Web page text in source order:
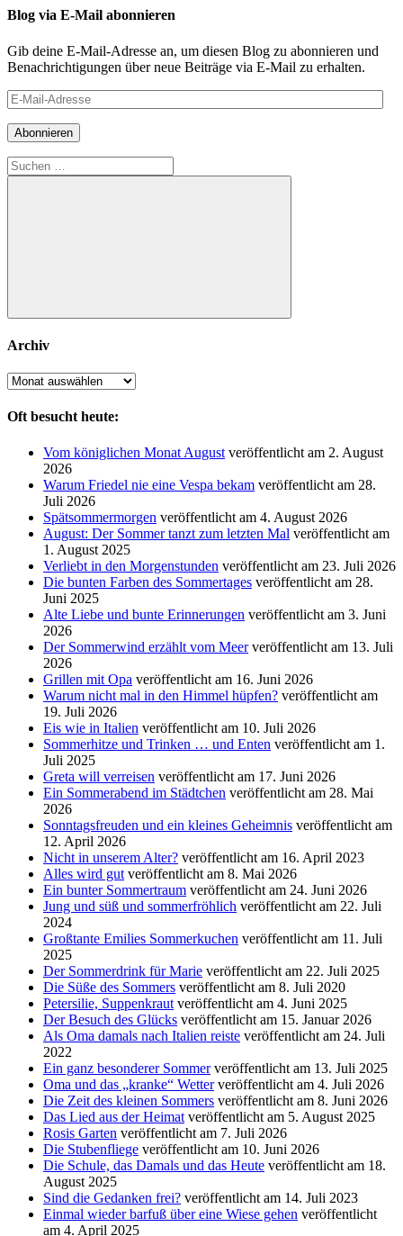
Blog via E-Mail abonnieren
Gib deine E-Mail-Adresse an, um diesen Blog zu abonnieren und
Benachrichtigungen über neue Beiträge via E-Mail zu erhalten.
E-
Mail-
Adresse
Abonnieren
Suchen
nach:
Suchen
Archiv
Archiv
Oft besucht heute:
Vom königlichen Monat August veröffentlicht am 2. August
2026
Warum Friedel nie eine Vespa bekam veröffentlicht am 28.
Juli 2026
Spätsommermorgen veröffentlicht am 4. August 2026
August: Der Sommer tanzt zum letzten Mal veröffentlicht am
1. August 2025
Verliebt in den Morgenstunden veröffentlicht am 23. Juli 2026
Die bunten Farben des Sommertages veröffentlicht am 28.
Juni 2025
Alte Liebe und bunte Erinnerungen veröffentlicht am 3. Juni
2026
Der Sommerwind erzählt vom Meer veröffentlicht am 13. Juli
2026
Grillen mit Opa veröffentlicht am 16. Juni 2026
Warum nicht mal in den Himmel hüpfen? veröffentlicht am
19. Juli 2026
Eis wie in Italien veröffentlicht am 10. Juli 2026
Sommerhitze und Trinken … und Enten veröffentlicht am 1.
Juli 2025
Greta will verreisen veröffentlicht am 17. Juni 2026
Ein Sommerabend im Städtchen veröffentlicht am 28. Mai
2026
Sonntagsfreuden und ein kleines Geheimnis veröffentlicht am
12. April 2026
Nicht in unserem Alter? veröffentlicht am 16. April 2023
Alles wird gut veröffentlicht am 8. Mai 2026
Ein bunter Sommertraum veröffentlicht am 24. Juni 2026
Jung und süß und sommerfröhlich veröffentlicht am 22. Juli
2024
Großtante Emilies Sommerkuchen veröffentlicht am 11. Juli
2025
Der Sommerdrink für Marie veröffentlicht am 22. Juli 2025
Die Süße des Sommers veröffentlicht am 8. Juli 2020
Petersilie, Suppenkraut veröffentlicht am 4. Juni 2025
Der Besuch des Glücks veröffentlicht am 15. Januar 2026
Als Oma damals nach Italien reiste veröffentlicht am 24. Juli
2022
Ein ganz besonderer Sommer veröffentlicht am 13. Juli 2025
Oma und das „kranke“ Wetter veröffentlicht am 4. Juli 2026
Die Zeit des kleinen Sommers veröffentlicht am 8. Juni 2026
Das Lied aus der Heimat veröffentlicht am 5. August 2025
Rosis Garten veröffentlicht am 7. Juli 2026
Die Stubenfliege veröffentlicht am 10. Juni 2026
Die Schule, das Damals und das Heute veröffentlicht am 18.
August 2025
Sind die Gedanken frei? veröffentlicht am 14. Juli 2023
Einmal wieder barfuß über eine Wiese gehen veröffentlicht
am 4. April 2025